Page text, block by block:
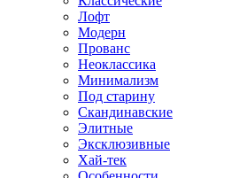
Лофт
Модерн
Прованс
Неоклассика
Минимализм
Под старину
Скандинавские
Элитные
Эксклюзивные
Хай-тек